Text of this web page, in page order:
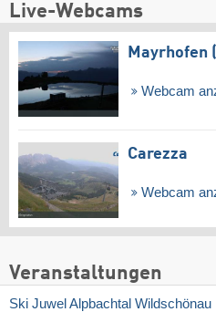
Live-Webcams
Mayrhofen
Webcam
Carezza
Webcam
Veranstaltungen
Ski Juwel Alpbachtal Wildschönau